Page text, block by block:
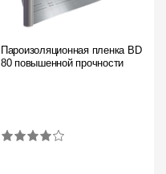
Пароизоляционная пленка BD
80 повышенной прочности